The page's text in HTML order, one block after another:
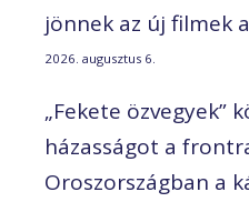
jönnek az új filmek
2026. augusztus 6.
„Fekete özvegyek”
házasságot a
Oroszországban a